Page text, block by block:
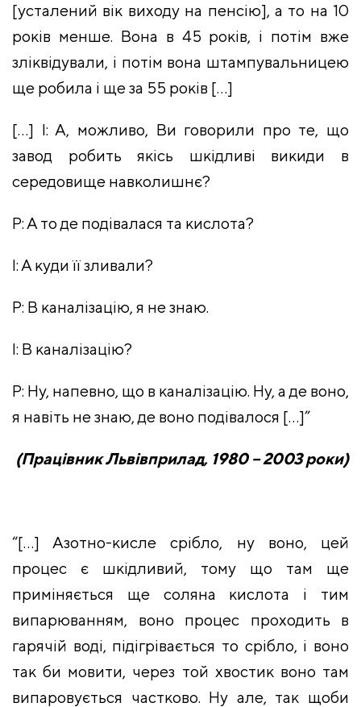
[усталений вік виходу на пенсію], а то на 10
років менше. Вона в 45 років, і потім вже
зліквідували, і потім вона штампувальницею
ще робила і ще за 55 років […]
[…] І: А, можливо, Ви говорили про те, що
завод робить якісь шкідливі викиди в
середовище навколишнє?
Р: А то де подівалася та кислота?
І: А куди її зливали?
Р: В каналізацію, я не знаю.
І: В каналізацію?
Р: Ну, напевно, що в каналізацію. Ну, а де воно,
я навіть не знаю, де воно подівалося […]”
(Працівник Львівприлад, 1980 – 2003 роки)
“[…] Азотно-кисле срібло, ну воно, цей
процес є шкідливий, тому що там ще
приміняється ще соляна кислота і тим
випарюванням, воно процес проходить в
гарячій воді, підігрівається то срібло, і воно
так би мовити, через той хвостик воно там
випаровується частково. Ну але, так щоби